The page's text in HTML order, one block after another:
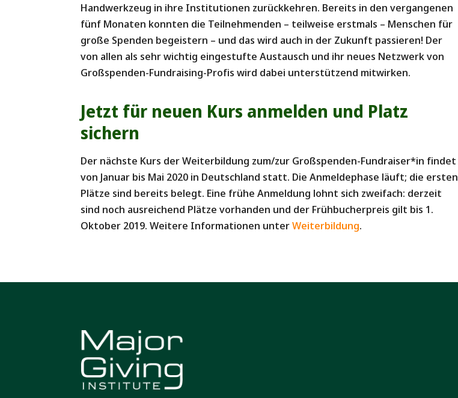
Handwerkzeug in ihre Institutionen zurückkehren. Bereits in den vergangenen
fünf Monaten konnten die Teilnehmenden – teilweise erstmals – Menschen für
große Spenden begeistern – und das wird auch in der Zukunft passieren! Der
von allen als sehr wichtig eingestufte Austausch und ihr neues Netzwerk von
Großspenden-Fundraising-Profis wird dabei unterstützend mitwirken.
Jetzt für neuen Kurs anmelden und Platz
sichern
Der nächste Kurs der Weiterbildung zum/zur Großspenden-Fundraiser*in findet
von Januar bis Mai 2020 in Deutschland statt. Die Anmeldephase läuft; die ersten
Plätze sind bereits belegt. Eine frühe Anmeldung lohnt sich zweifach: derzeit
sind noch ausreichend Plätze vorhanden und der Frühbucherpreis gilt bis 1.
Oktober 2019. Weitere Informationen unterWeiterbildung.